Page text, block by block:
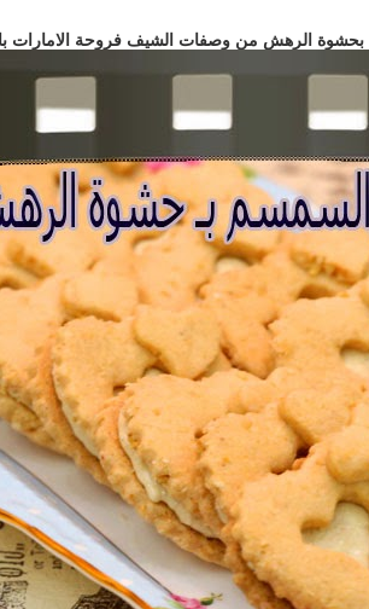
الرهش من وصفات الشيف فروحة الامارات